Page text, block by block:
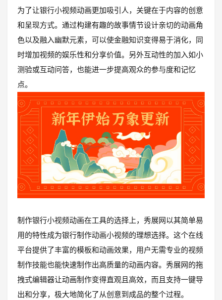
为了让银行小视频动画更加吸引人，关键在于内容的创意
和呈现方式。通过构建有趣的故事情节设计亲切的动画角
色以及融入幽默元素，可以使金融知识变得易于消化，同
时增加视频的娱乐性和分享价值。另外互动性的加入如小
测验或互动问答，也能进一步提高观众的参与度和记忆
点。
制作银行小视频动画在工具的选择上，秀展网以其简单易
用的特性成为银行制作动画小视频的理想选择。这个在线
平台提供了丰富的模板和动画效果，用户无需专业的视频
制作技能也能快速制作出高质量的动画内容。秀展网的拖
拽式编辑器让动画制作变得直观且高效，而且支持一键导
出和分享，极大地简化了从创意到成品的整个过程。